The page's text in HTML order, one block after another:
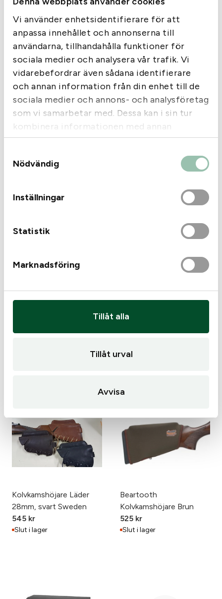
Vi använder enhetsidentifierare för att
anpassa innehållet och annonserna till
användarna, tillhandahålla funktioner för
sociala medier och analysera vår trafik. Vi
vidarebefordrar även sådana identifierare
och annan information från din enhet till de
sociala medier och annons- och analysföretag
som vi samarbetar med. Dessa kan i sin tur
kombinera informationen med annan
information som du har tillhandahållit eller
som de har samlat in när du har använt deras
tjänster.
Nödvändig
Inställningar
Statistik
Marknadsföring
Tillåt alla
Tillåt urval
Avvisa
Kolvkamshöjare Läder
10mm Sweden
545kr
Tikka
Kolvkamshöjare Beretta
BRX1 Kolvkamshöjare
Kolvkamshöjare Läder
28mm, svart Sweden
545 kr
Slut i lager
Beartooth
Kolvkamshöjare Brun
525 kr
Slut i lager